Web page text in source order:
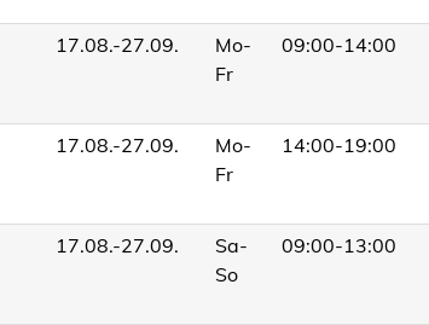
17.08.-27.09.
Mo-
Fr
09:00-14:00
17.08.-27.09.
Mo-
Fr
14:00-19:00
17.08.-27.09.
Sa-
So
09:00-13:00